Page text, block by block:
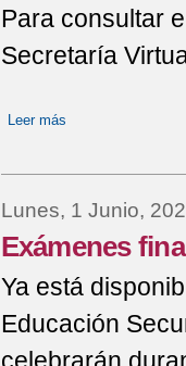
Para consultar
Secretaría
Leer más
Lunes, 1 Junio,
Exámenes
Ya está
Educación